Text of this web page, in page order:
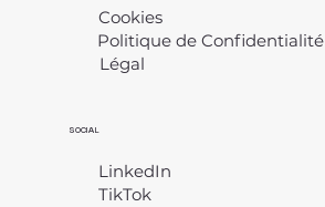
Cookies
Politique de Confidentialité
Légal
SOCIAL
LinkedIn
TikTok